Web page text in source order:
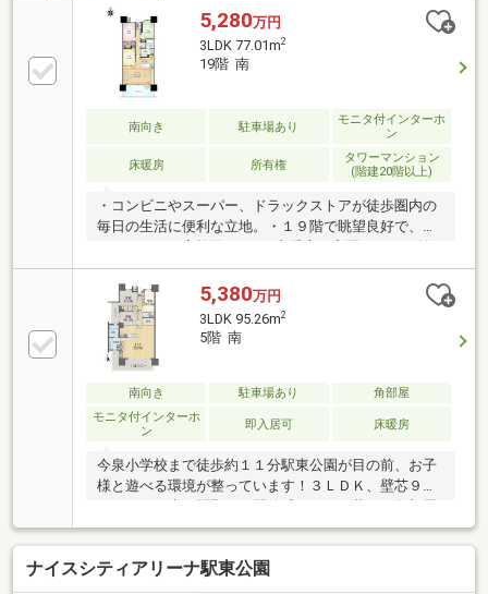
5,280万円
3LDK 77.01m2
19階 南
南向き 駐車場あり
モニタ付インターホ
ン
床暖房 所有権
タワーマンション
(階建20階以上)
・コンビニやスーパー、ドラックストアが徒歩圏内の
毎日の生活に便利な立地。・１９階で眺望良好で、明
きの充実設備・ウォークインクローゼットもあり、荷
物の多い方も安心・今泉小学校まで徒歩約１１分と安
心の通学距離・駅東公園まで徒歩約３分と近く、お散
歩コースにオススメ【ご内覧予約受付中】 ご内覧を
ご希望の方はご希望の日時をお気軽にお申し付けくだ
さい （※こちらの物件は居住中物件となっておりま
す。事前予約をお願いいたします）
5,380万円
3LDK 95.26m2
5階 南
南向き 駐車場あり
角部屋
モニタ付インターホ
ン
即入居可 床暖房
今泉小学校まで徒歩約１１分駅東公園が目の前、お子
様と遊べる環境が整っています！３ＬＤＫ、壁芯９
ならではの静粛性、二面に広がるバルコニーで採光・
通風ともに良好コンビニやスーパーが徒歩圏内、周辺
環境良好エントランス等の共用部は高級感があり、オ
ートロックなどセキュリティ面も充実≪現地 ご案内
ナイスシティアリーナ駅東公園